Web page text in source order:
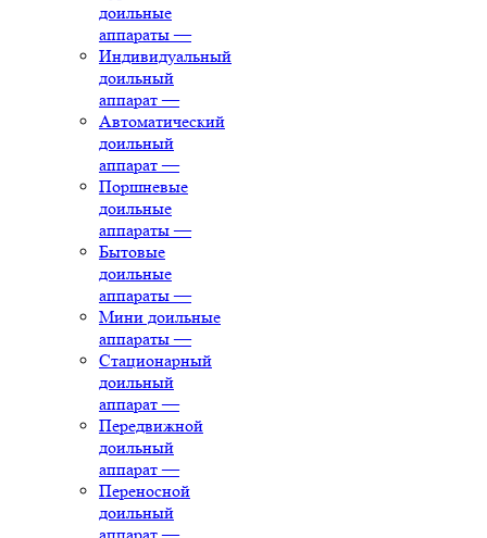
доильные
аппараты —
Индивидуальный
доильный
аппарат —
Автоматический
доильный
аппарат —
Поршневые
доильные
аппараты —
Бытовые
доильные
аппараты —
Мини доильные
аппараты —
Стационарный
доильный
аппарат —
Передвижной
доильный
аппарат —
Переносной
доильный